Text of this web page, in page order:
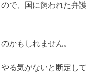
で、国に飼われた弁護
かもしれません。
る気がないと断定して